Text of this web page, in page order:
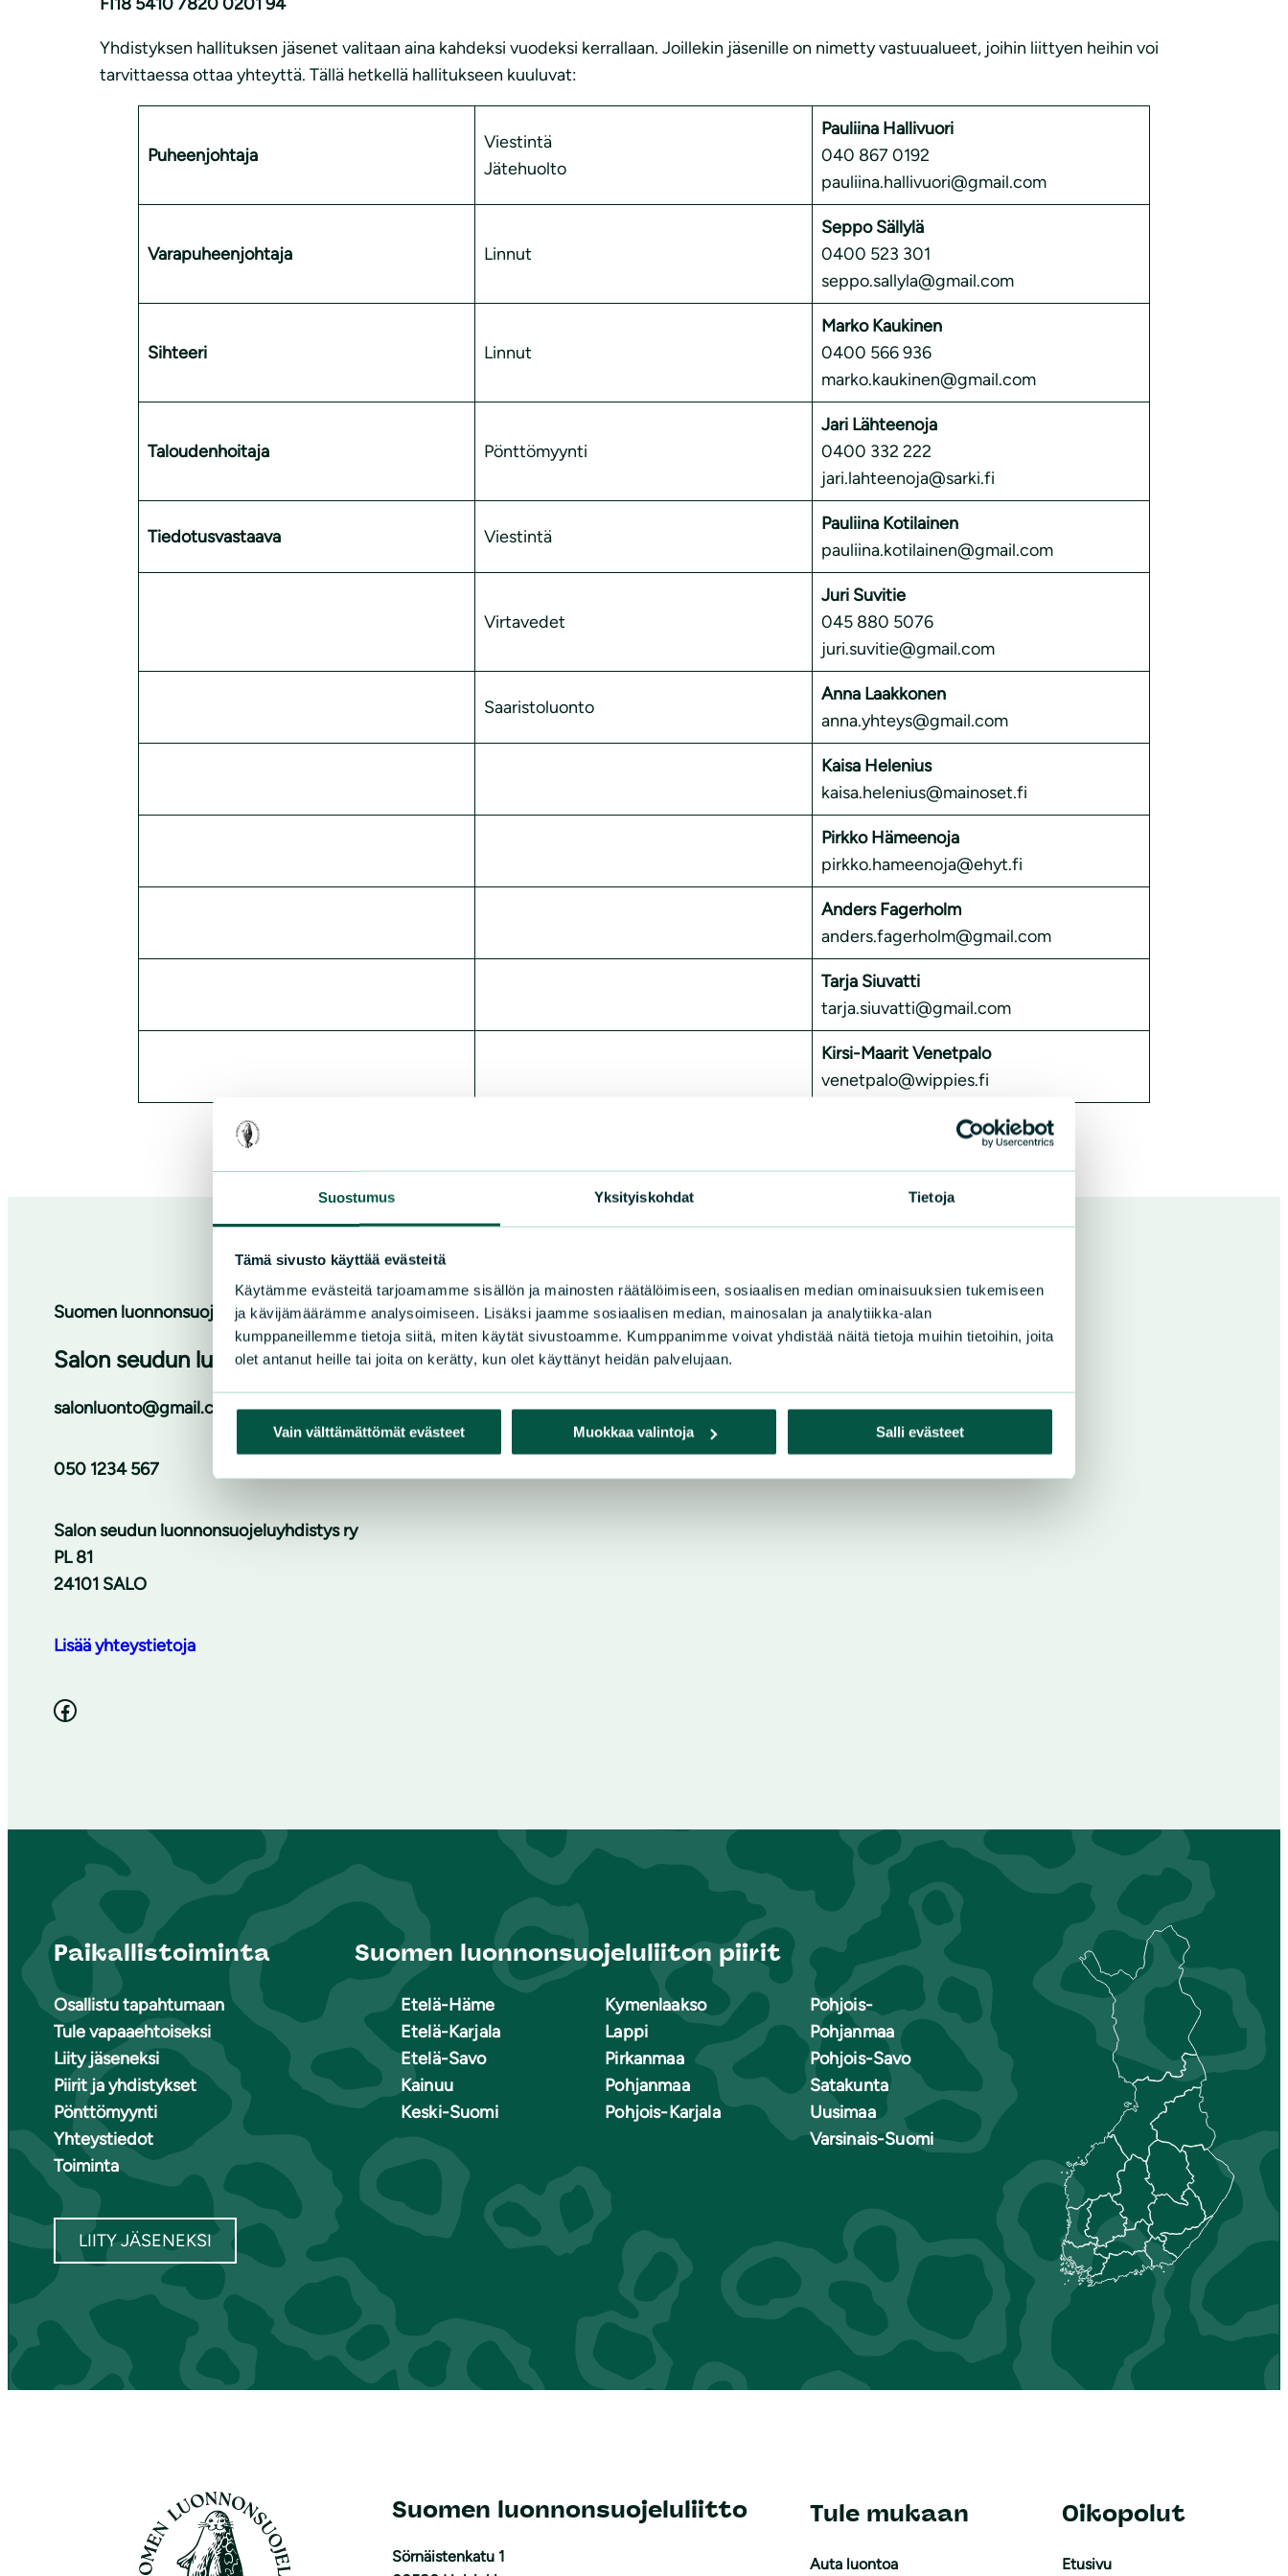
Suostumus Yksityiskohdat Tietoja
Tämä sivusto käyttää evästeitä
Käytämme evästeitä tarjoamamme sisällön ja mainosten räätälöimiseen, sosiaalisen median ominaisuuksien tukemiseen
ja kävijämäärämme analysoimiseen. Lisäksi jaamme sosiaalisen median, mainosalan ja analytiikka-alan
kumppaneillemme tietoja siitä, miten käytät sivustoamme. Kumppanimme voivat yhdistää näitä tietoja muihin tietoihin, joita
olet antanut heille tai joita on kerätty, kun olet käyttänyt heidän palvelujaan.
Vain välttämättömät evästeet Muokkaa valintoja Salli evästeet
Yhdistyksen hallituksen jäsenet valitaan aina kahdeksi vuodeksi kerrallaan. Joillekin jäsenille on nimetty vastuualueet, joihin liittyen heihin voi
tarvittaessa ottaa yhteyttä. Tällä hetkellä hallitukseen kuuluvat:
Puheenjohtaja
Viestintä
Jätehuolto
Pauliina Hallivuori
040 867 0192
pauliina.hallivuori@gmail.com
Varapuheenjohtaja Linnut
Seppo Sällylä
0400 523 301
seppo.sallyla@gmail.com
Sihteeri Linnut
Marko Kaukinen
0400 566 936
marko.kaukinen@gmail.com
Taloudenhoitaja Pönttömyynti
Jari Lähteenoja
0400 332 222
jari.lahteenoja@sarki.fi
Tiedotusvastaava Viestintä
Pauliina Kotilainen
pauliina.kotilainen@gmail.com
Virtavedet
Juri Suvitie
045 880 5076
juri.suvitie@gmail.com
Saaristoluonto
Anna Laakkonen
anna.yhteys@gmail.com
Kaisa Helenius
kaisa.helenius@mainoset.fi
Pirkko Hämeenoja
pirkko.hameenoja@ehyt.fi
Anders Fagerholm
anders.fagerholm@gmail.com
Tarja Siuvatti
tarja.siuvatti@gmail.com
Kirsi-Maarit Venetpalo
venetpalo@wippies.fi
Suomen luonnonsuojeluliiton Varsinais-Suomen piiri
Salon seudun luonnonsuojeluyhdistys ry
salonluonto@gmail.com
050 1234 567
Salon seudun luonnonsuojeluyhdistys ry
PL 81
24101 SALO
Lisää yhteystietoja
Facebook
Paikallistoiminta
Osallistu tapahtumaan
Tule vapaaehtoiseksi
Liity jäseneksi
Piirit ja yhdistykset
Pönttömyynti
Yhteystiedot
Toiminta
LIITY JÄSENEKSI
Suomen luonnonsuojeluliiton piirit
Etelä-Häme
Etelä-Karjala
Etelä-Savo
Kainuu
Keski-Suomi
Kymenlaakso
Lappi
Pirkanmaa
Pohjanmaa
Pohjois-Karjala
Pohjois-
Pohjanmaa
Pohjois-Savo
Satakunta
Uusimaa
Varsinais-Suomi
Suomen luonnonsuojeluliitto
Sörnäistenkatu 1
Tule mukaan
Auta luontoa
Oikopolut
Etusivu